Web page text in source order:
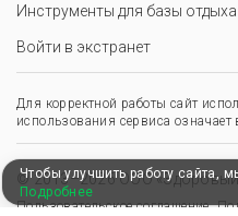
Инструменты для базы отдыха
Войти в экстранет
Для корректной работы сайт
использования сервиса означает
© 2013–2026 ООО
Пользовательское соглашение,
Чтобы улучшить работу сайта,
Подробнее